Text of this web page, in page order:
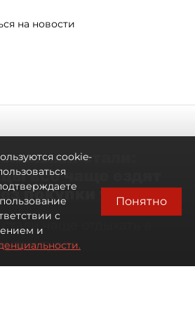
на новости
стали:
всё чаще ездят
покупки туров
чаще отдыхать в
туров
cookie-
с
и
Понятно